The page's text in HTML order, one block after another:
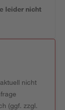
leider nicht
nicht
(ggf. zzgl.